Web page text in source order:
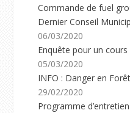
Commande de fuel
Dernier Conseil
06/03/2020
Enquête pour un
05/03/2020
INFO : Danger en
29/02/2020
Programme